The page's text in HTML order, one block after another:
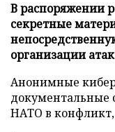
В распоряжении
секретные
организации
Анонимные
документальные
НАТО в